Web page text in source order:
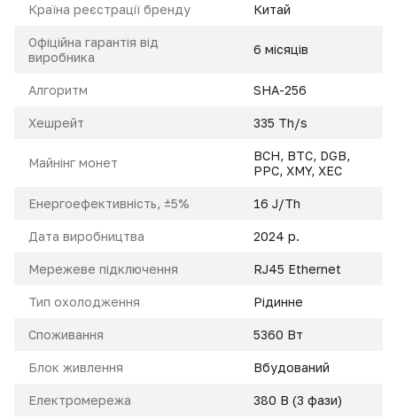
Країна реєстрації бренду Китай
Офіційна гарантія від
виробника
6 місяців
Алгоритм SHA-256
Xешрейт 335 Th/s
Майнінг монет BCH, BTC, DGB,
PPC, XMY, XEC
Енeргоефективність, ±5% 16 J/Th
Дата виробництва 2024 р.
Мережеве підключення RJ45 Ethernet
Тип охолодження Рідинне
Cпоживання 5360 Вт
Блок живлення Вбудований
Електромережа 380 В (3 фази)